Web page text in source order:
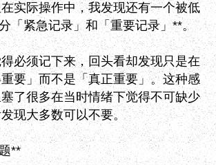
实际操作中，我发现还有一个被低
「紧急记录」和「重要记录」**。
必须记下来，回头看却发现只是在
要」而不是「真正重要」。这种感
了很多在当时情绪下觉得不可缺少
现大多数可以不要。
**